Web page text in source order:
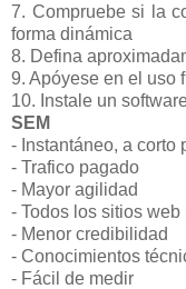
7. Compruebe si la
forma dinámica
8. Defina
9. Apóyese en el uso
10. Instale un
SEM
- Instantáneo, a corto
- Trafico pagado
- Mayor agilidad
- Todos los sitios web
- Menor credibilidad
- Conocimientos
- Fácil de medir